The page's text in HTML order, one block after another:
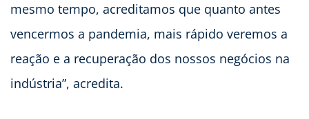
mesmo tempo, acreditamos que quanto antes
vencermos a pandemia, mais rápido veremos a
reação e a recuperação dos nossos negócios na
indústria”, acredita.